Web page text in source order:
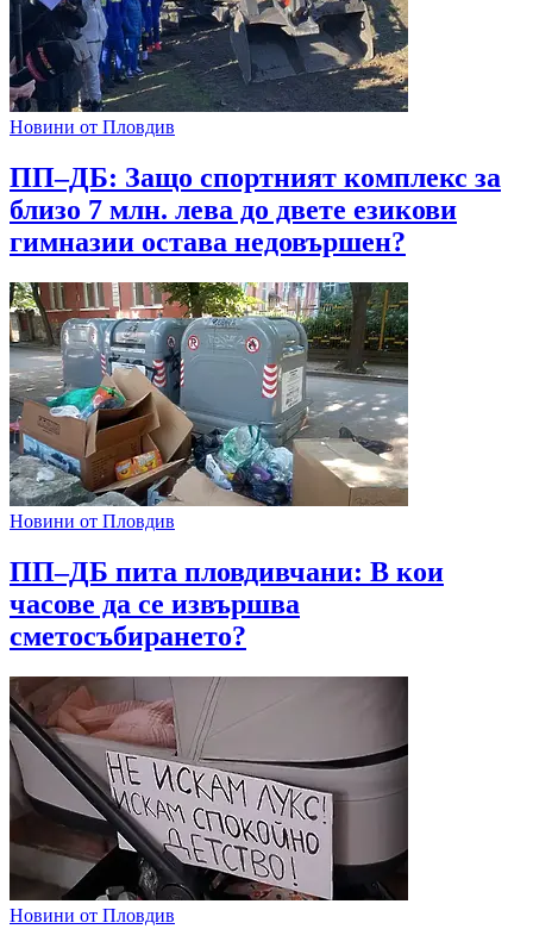
Новини от Пловдив
ПП–ДБ: Защо спортният комплекс за
близо 7 млн. лева до двете езикови
гимназии остава недовършен?
Новини от Пловдив
ПП–ДБ пита пловдивчани: В кои
часове да се извършва
сметосъбирането?
Новини от Пловдив